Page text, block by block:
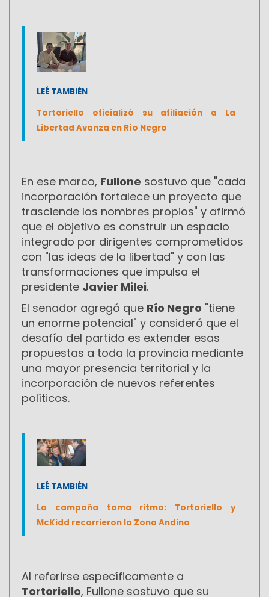
LEÉ TAMBIÉN
Tortoriello oficializó su afiliación a La
Libertad Avanza en Río Negro
En ese marco, Fullone sostuvo que "cada
incorporación fortalece un proyecto que
trasciende los nombres propios" y afirmó
que el objetivo es construir un espacio
integrado por dirigentes comprometidos
con "las ideas de la libertad" y con las
transformaciones que impulsa el
presidente Javier Milei.
El senador agregó que Río Negro "tiene
un enorme potencial" y consideró que el
desafío del partido es extender esas
propuestas a toda la provincia mediante
una mayor presencia territorial y la
incorporación de nuevos referentes
políticos.
LEÉ TAMBIÉN
La campaña toma ritmo: Tortoriello y
McKidd recorrieron la Zona Andina
Al referirse específicamente a
Tortoriello, Fullone sostuvo que su